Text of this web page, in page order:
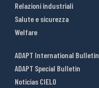
Relazioni industriali
Salute e sicurezza
Welfare
ADAPT International Bulletin
ADAPT Special Bulletin
Noticias CIELO